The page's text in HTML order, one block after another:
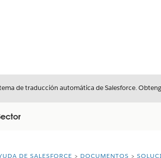
de traducción automática de Salesforce.
DE SALESFORCE DOCUMENTOS